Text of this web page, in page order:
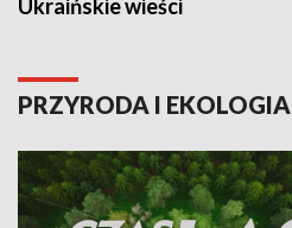
Ukraińskie wieści
PRZYRODA I EKOLOGIA